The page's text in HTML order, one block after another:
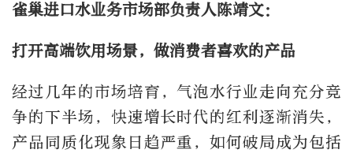
雀巢进口水业务市场部负责人陈靖文：
打开高端饮用场景，做消费者喜欢的产品
经过几年的市场培育，气泡水行业走向充分竞
争的下半场，快速增长时代的红利逐渐消失，
产品同质化现象日趋严重，如何破局成为包括